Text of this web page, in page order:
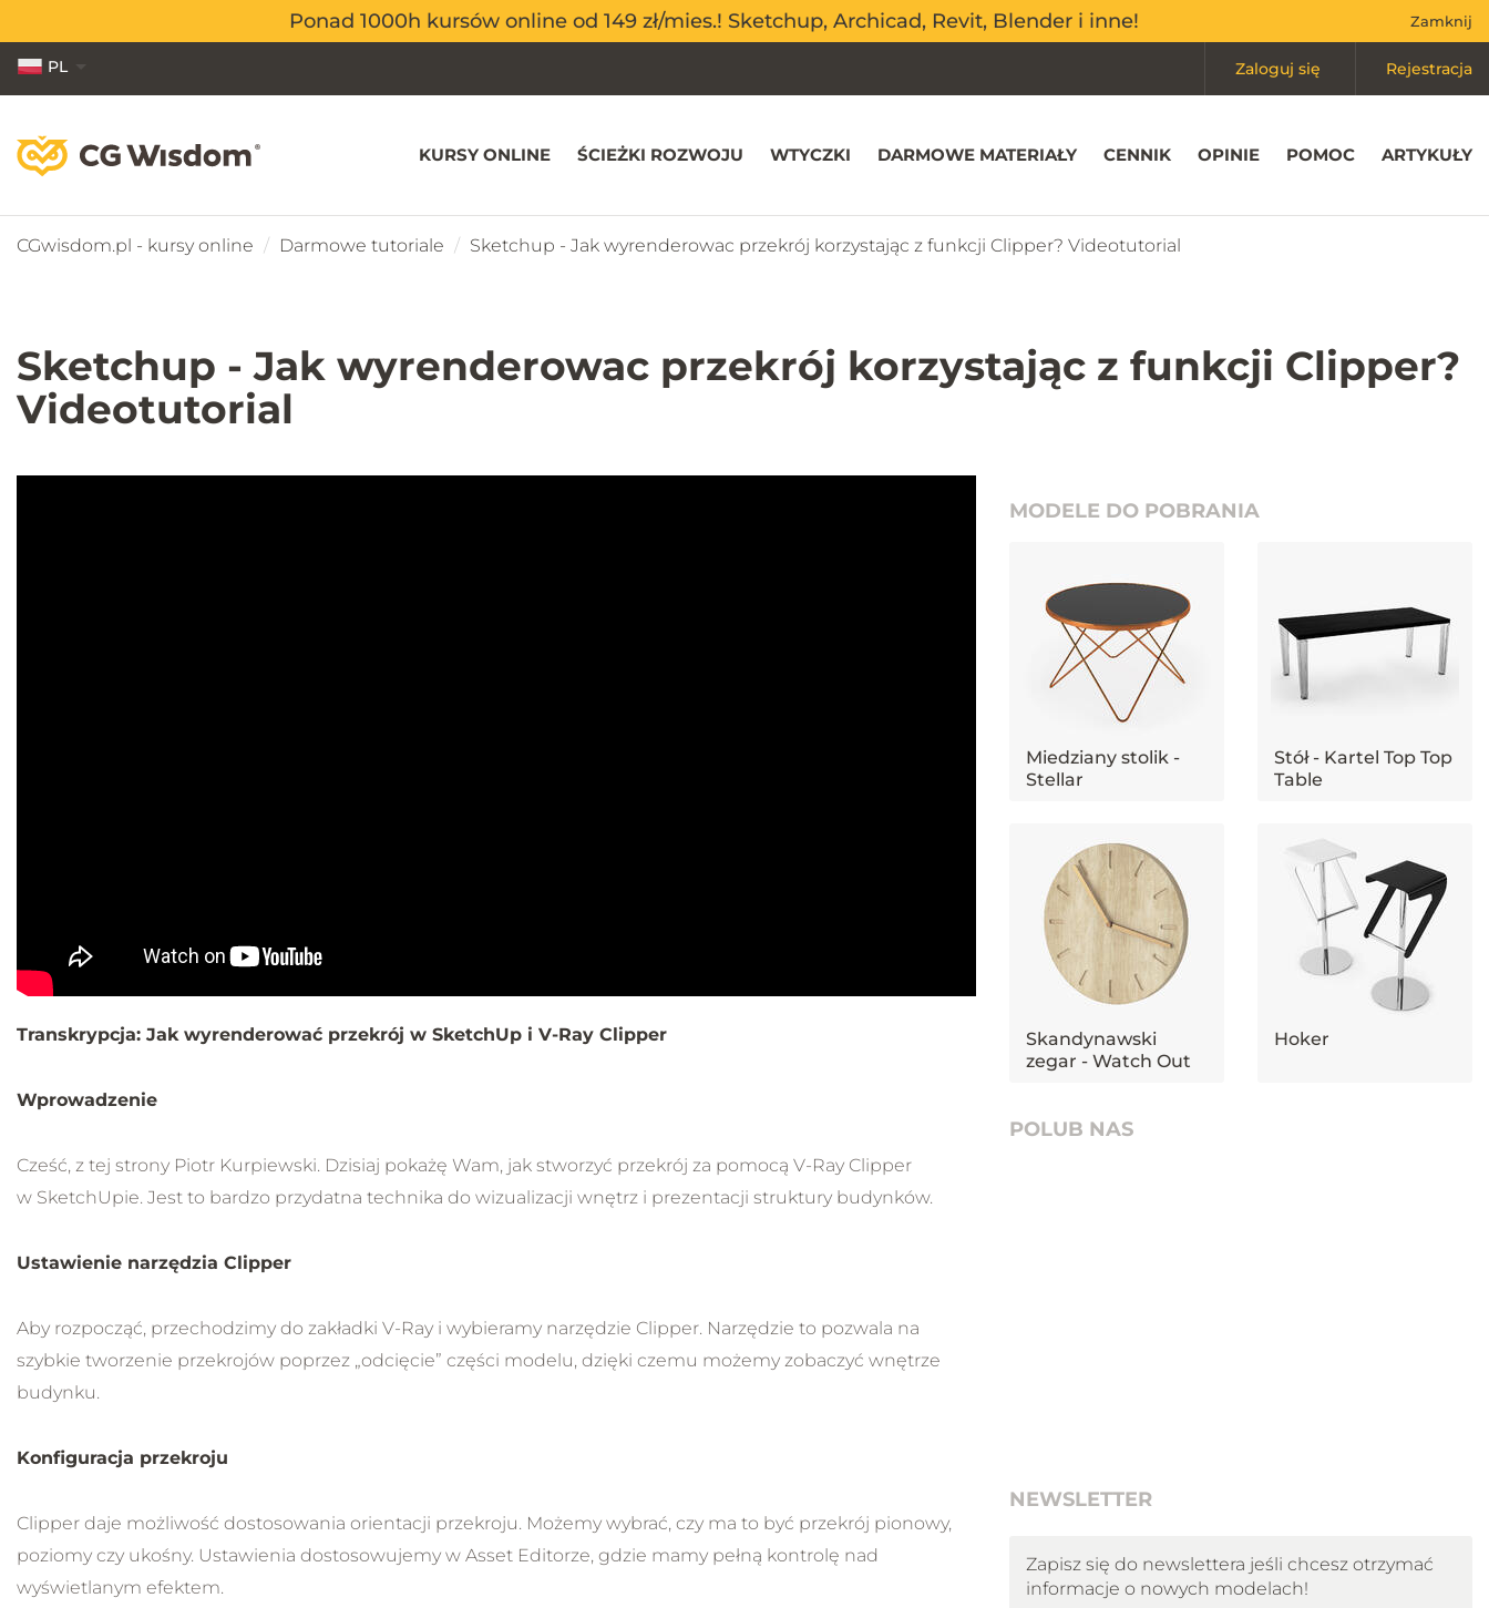
Zamknij
Ponad 1000h kursów online od 149 zł/mies.! Sketchup, Archicad, Revit, Blender i inne! Zamknij
Ponad 1000h kursów online od 149 zł/mies.! Sketchup, Archicad, Revit, Blender i inne!
PL
EN
Mój koszyk
Zaloguj się Rejestracja
KURSY ONLINE ŚCIEŻKI ROZWOJU WTYCZKI DARMOWE MATERIAŁY CENNIK OPINIE POMOC ARTYKUŁY
CGwisdom.pl - kursy online Darmowe tutoriale Sketchup - Jak wyrenderowac przekrój korzystając z funkcji Clipper? Videotutorial
Sketchup - Jak wyrenderowac przekrój korzystając z funkcji Clipper?
Videotutorial
Transkrypcja: Jak wyrenderować przekrój w SketchUp i V-Ray Clipper
Wprowadzenie
Cześć, z tej strony Piotr Kurpiewski. Dzisiaj pokażę Wam, jak stworzyć przekrój za pomocą V-Ray Clipper
w SketchUpie. Jest to bardzo przydatna technika do wizualizacji wnętrz i prezentacji struktury budynków.
Ustawienie narzędzia Clipper
Aby rozpocząć, przechodzimy do zakładki V-Ray i wybieramy narzędzie Clipper. Narzędzie to pozwala na
szybkie tworzenie przekrojów poprzez „odcięcie” części modelu, dzięki czemu możemy zobaczyć wnętrze
budynku.
Konfiguracja przekroju
Clipper daje możliwość dostosowania orientacji przekroju. Możemy wybrać, czy ma to być przekrój pionowy,
poziomy czy ukośny. Ustawienia dostosowujemy w Asset Editorze, gdzie mamy pełną kontrolę nad
wyświetlanym efektem.
MODELE DO POBRANIA
Miedziany stolik -
Stellar
Stół - Kartel Top Top
Table
Skandynawski
zegar - Watch Out
Hoker
POLUB NAS
NEWSLETTER
Zapisz się do newslettera jeśli chcesz otrzymać
informacje o nowych modelach!